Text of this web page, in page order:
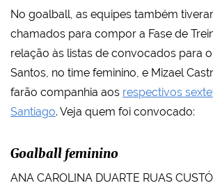
No goalball, as equipes também
chamados para compor a Fase de
relação às listas de convocados para
Santos, no time feminino, e Mizael
farão companhia aos respectivos
Santiago. Veja quem foi convocado:
Goalball feminino
ANA CAROLINA DUARTE RUAS